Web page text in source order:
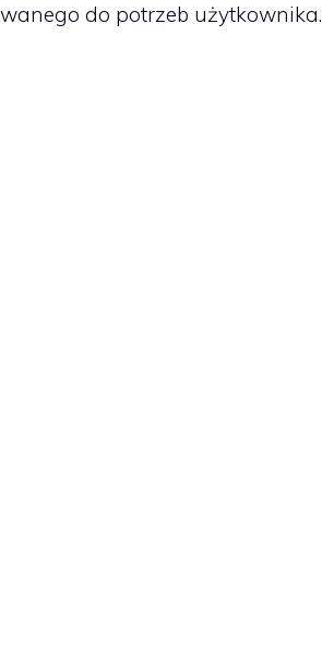
do potrzeb użytkownika.